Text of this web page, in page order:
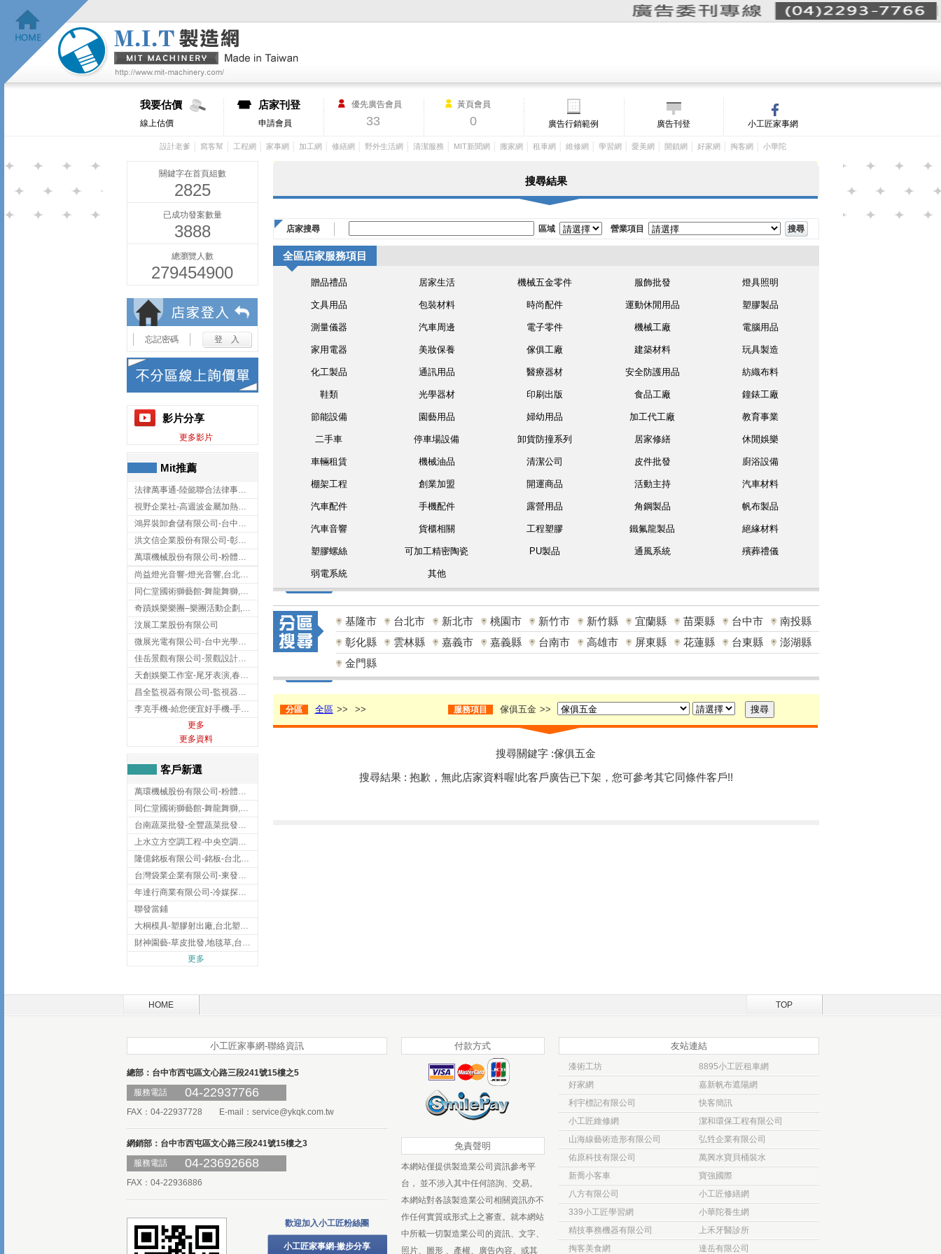
詢價單(0
我要估價
線上估價
店家刊登
申請會員
優先廣告會員
33
黃頁會員
0 廣告行銷範例 廣告刊登 小工匠家事網
設計老爹 窩客幫 工程網 家事網 加工網 修繕網 野外生活網 清潔服務 MIT新聞網 搬家網 租車網 維修網 學習網 愛美網 開鎖網 好家網 掏客網 小華陀
關鍵字在首頁組數
2825
已成功發案數量
3888
總瀏覽人數
279454900
忘記密碼
影片分享
更多影片
Mit推薦
法律萬事通-陸懿聯合法律事務所
視野企業社-高週波金屬加熱設備,彰化高週波金屬加熱設備
鴻昇裝卸倉儲有限公司-台中貨櫃裝卸
洪文信企業股份有限公司-彰化鋅合金鑄造,彰化五金加工,彰化五金配件
萬環機械股份有限公司-粉體塗裝設備,輸送機,輸送機設備,台南輸送機
尚益燈光音響-燈光音響,台北燈光音響,台北燈光音響出租
同仁堂國術獅藝館-舞龍舞獅,台中舞龍舞獅
奇蹟娛樂樂團–樂團活動企劃,台中樂團表演,台中婚禮樂團
汶展工業股份有限公司
微展光電有限公司-台中光學鍍膜,optical filter taiwan,台灣光學鍍膜
佳岳景觀有限公司-景觀設計公司,台北景觀設計,台北景觀工程,中山區景觀設計
天創娛樂工作室-尾牙表演,春酒表演,板橋尾牙表演
昌全監視器有限公司-監視器安裝,高雄監視器安裝,鳳山區監視器安裝
李克手機-給您便宜好手機-手機收購,屏東手機收購
更多
更多資料
客戶新選
萬環機械股份有限公司-粉體塗裝設備,輸送機,輸送機設備,台南輸送機
同仁堂國術獅藝館-舞龍舞獅,台中舞龍舞獅
台南蔬菜批發-全豐蔬菜批發專送/台南蔬菜箱宅配到府
上水立方空調工程-中央空調規劃,台北中央空調規劃
隆億銘板有限公司-銘板-台北銘板-板橋銘板
台灣袋業企業有限公司-東發企業社/台中太空袋/太空包
年達行商業有限公司-冷媒探漏儀,壓力錶組,真空泵浦,台北冷凍空調材料
聯發當鋪
大桐模具-塑膠射出廠,台北塑膠射出廠
財神園藝-草皮批發,地毯草,台北草,彰化地毯草,彰化台北草
更多
搜尋結果
店家搜尋 區域 營業項目
全區店家服務項目
贈品禮品 居家生活 機械五金零件 服飾批發 燈具照明
文具用品 包裝材料 時尚配件 運動休閒用品 塑膠製品
測量儀器 汽車周邊 電子零件 機械工廠 電腦用品
家用電器 美妝保養 傢俱工廠 建築材料 玩具製造
化工製品 通訊用品 醫療器材 安全防護用品 紡織布料
鞋類 光學器材 印刷出版 食品工廠 鐘錶工廠
節能設備 園藝用品 婦幼用品 加工代工廠 教育事業
二手車 停車場設備 卸貨防撞系列 居家修繕 休閒娛樂
車輛租賃 機械油品 清潔公司 皮件批發 廚浴設備
棚架工程 創業加盟 開運商品 活動主持 汽車材料
汽車配件 手機配件 露營用品 角鋼製品 帆布製品
汽車音響 貨櫃相關 工程塑膠 鐵氟龍製品 絕緣材料
塑膠螺絲 可加工精密陶瓷 PU製品 通風系統 殯葬禮儀
弱電系統 其他
基隆市 台北市 新北市 桃園市 新竹市 新竹縣 宜蘭縣 苗栗縣 台中市
南投縣
彰化縣
雲林縣 嘉義市 嘉義縣 台南市 高雄市 屏東縣 花蓮縣 台東縣
澎湖縣
金門縣
分區 全區 >> >> 服務項目 傢俱五金 >>
搜尋關鍵字 :傢俱五金
搜尋結果 : 抱歉，無此店家資料喔!此客戶廣告已下架，您可參考其它同條件客戶!!
HOME TOP
小工匠家事網-聯絡資訊
總部：台中市西屯區文心路三段241號15樓之5
服務電話
04-22937766
FAX：04-22937728 E-mail： service@ykqk.com.tw
網銷部：台中市西屯區文心路三段241號15樓之3
服務電話
04-23692668
FAX：04-22936886
歡迎加入小工匠粉絲團
小工匠家事網-撇步分享
付款方式
免責聲明
本網站僅提供製造業公司資訊參考平
台， 並不涉入其中任何諮詢、交易。
本網站對各該製造業公司相關資訊亦不
作任何實質或形式上之審查。就本網站
中所載一切製造業公司的資訊、文字、
照片、圖形 、產權、廣告內容、或其
友站連結
漆術工坊
8895小工匠租車網
好家網
嘉新帆布遮陽網
利宇標記有限公司
快客簡訊
小工匠維修網
潔和環保工程有限公司
山海線藝術造形有限公司
弘甡企業有限公司
佑原科技有限公司
萬興水寶貝桶裝水
新喬小客車
寶強國際
八方有限公司
小工匠修繕網
339小工匠學習網
小華陀養生網
精技事務機器有限公司
上禾牙醫診所
掏客美食網
達岳有限公司